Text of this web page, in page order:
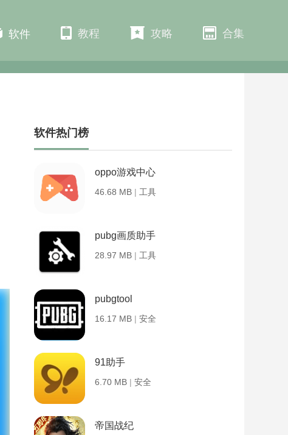
软件 教程 攻略 合集
软件热门榜
oppo游戏中心
46.68 MB | 工具
pubg画质助手
28.97 MB | 工具
pubgtool
16.17 MB | 安全
91助手
6.70 MB | 安全
帝国战纪